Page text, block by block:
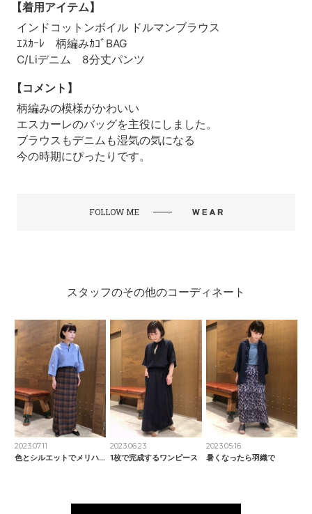
【着用アイテム】
インドコットンボイル ドルマンブラウス
ｴｽｶｰﾚ 柄編みｶｺﾞBAG
C/Liデニム 8分丈パンツ
【コメント】
柄編みの模様がかわいい
エスカーレのバッグを主役にしました。
ブラウスもデニムも湿気の気になる
今の時期にぴったりです。
FOLLOW ME
スタッフのその他のコーディネート
2023.07.11
色とシルエットでメリハリ
2023.06.23
1枚で完成するワンピース
2023.05.16
暑くなったら羽織で